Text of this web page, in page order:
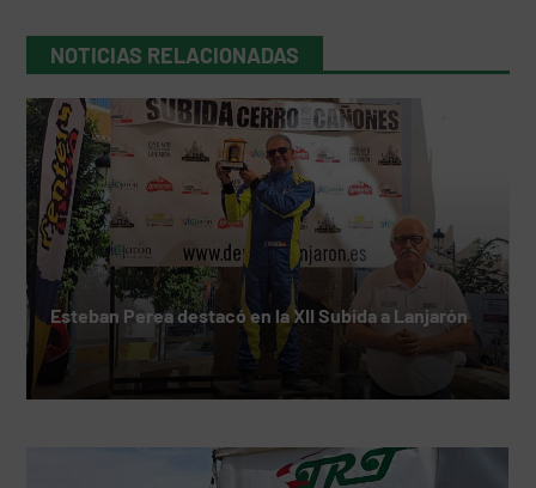
NOTICIAS RELACIONADAS
Esteban Perea destacó en la XII Subida a Lanjarón